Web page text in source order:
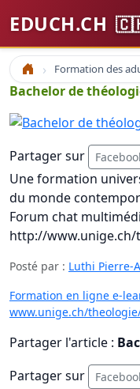
EDUCH.CH
Accueil
Bachelor de
Partager sur
Une formation
du monde
Forum chat
http://
Posté par : Luthi Pierre-
Formation en ligne e-
www.unige.ch/
Partager l'article :
Partager sur